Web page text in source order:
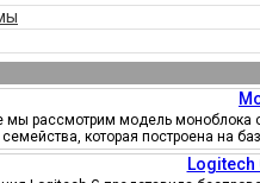
рассмотрим модель моноблока
которая построена на